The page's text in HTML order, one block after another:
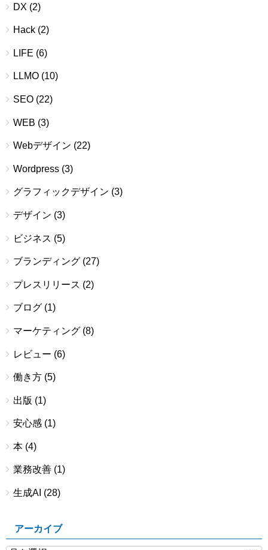
DX (2)
Hack (2)
LIFE (6)
LLMO (10)
SEO (22)
WEB (3)
Webデザイン (22)
Wordpress (3)
グラフィックデザイン (3)
デザイン (3)
ビジネス (5)
ブランディング (27)
プレスリリース (2)
ブログ (1)
マーケティング (8)
レビュー (6)
働き方 (5)
出版 (1)
安心感 (1)
本 (4)
業務改善 (1)
生成AI (28)
アーカイブ